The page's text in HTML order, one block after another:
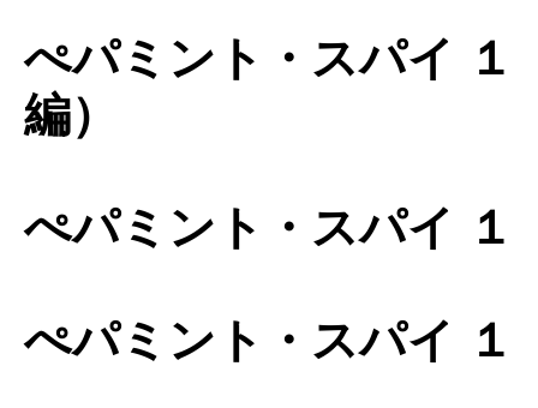
ぺパミント・スパイ １
編）
ぺパミント・スパイ １
ぺパミント・スパイ １